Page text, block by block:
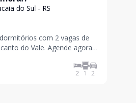
do Sul - RS
com 2 vagas de
Agende agora
2 1 2